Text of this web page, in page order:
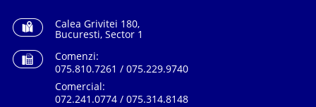
Calea Grivitei 180,
Bucuresti, Sector 1
Comenzi:
075.810.7261 / 075.229.9740
Comercial:
072.241.0774 / 075.314.8148